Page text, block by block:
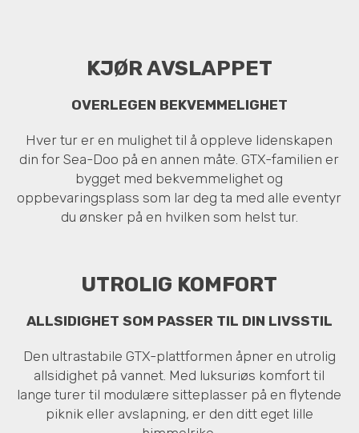
KJØR AVSLAPPET
OVERLEGEN BEKVEMMELIGHET
Hver tur er en mulighet til å oppleve lidenskapen
din for Sea-Doo på en annen måte. GTX-familien er
bygget med bekvemmelighet og
oppbevaringsplass som lar deg ta med alle eventyr
du ønsker på en hvilken som helst tur.
UTROLIG KOMFORT
ALLSIDIGHET SOM PASSER TIL DIN LIVSSTIL
Den ultrastabile GTX-plattformen åpner en utrolig
allsidighet på vannet. Med luksuriøs komfort til
lange turer til modulære sitteplasser på en flytende
piknik eller avslapning, er den ditt eget lille